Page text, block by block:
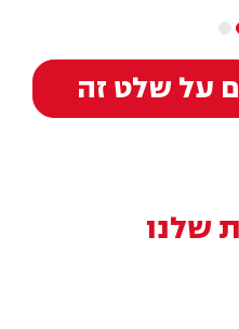
על שלט זה
שלנו